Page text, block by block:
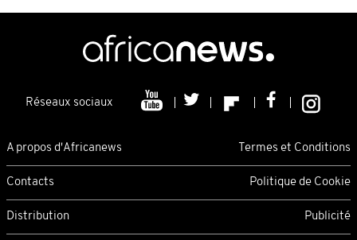
Réseaux sociaux
A propos d'Africanews Termes et Conditions
Contacts Politique de Cookie
Distribution Publicité